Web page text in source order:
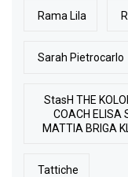
Rama Lila
Sarah Pietrocarlo
StasH THE
COACH ELISA
MATTIA BRIGA
Tattiche